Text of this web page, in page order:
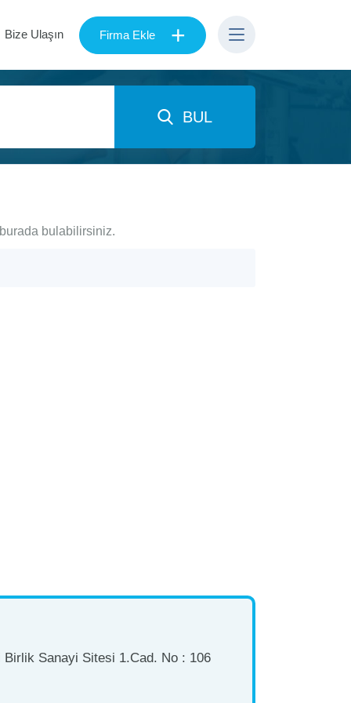
Bize Ulaşın Firma Ekle +
BUL
burada bulabilirsiniz.
Sanayi Sitesi 1.Cad. No : 106